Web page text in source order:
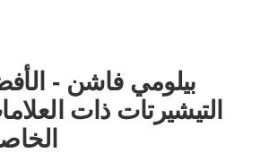
بيلومي فاشن -
التيشيرتات ذات